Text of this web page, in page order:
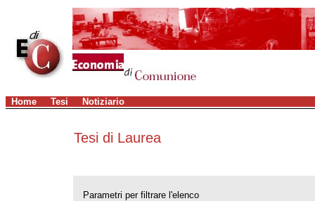
Home Tesi Notiziario
Tesi di Laurea
Parametri per filtrare l'elenco